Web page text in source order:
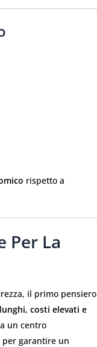
rispetto a
Per La
il primo pensiero
costi elevati e
un centro
per garantire un